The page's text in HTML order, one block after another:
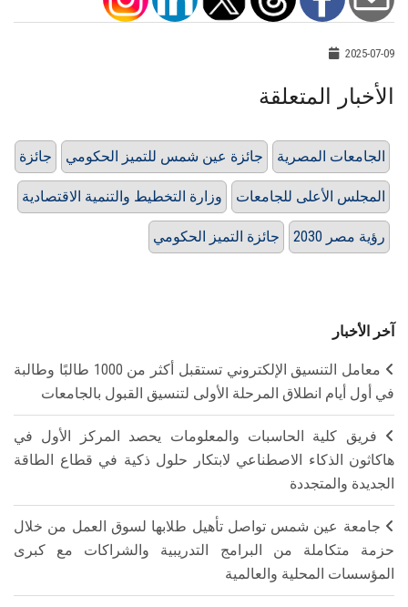
2025-07-09
الأخبار المتعلقة
جائزة جائزة عين شمس للتميز الحكومي الجامعات المصرية
وزارة التخطيط والتنمية الاقتصادية المجلس الأعلى للجامعات
جائزة التميز الحكومي رؤية مصر 2030
آخر الأخبار
معامل التنسيق الإلكتروني تستقبل أكثر من 1000 طالبًا وطالبة
في أول أيام انطلاق المرحلة الأولى لتنسيق القبول بالجامعات
فريق كلية الحاسبات والمعلومات يحصد المركز الأول في
هاكاثون الذكاء الاصطناعي لابتكار حلول ذكية في قطاع الطاقة
الجديدة والمتجددة
جامعة عين شمس تواصل تأهيل طلابها لسوق العمل من خلال
حزمة متكاملة من البرامج التدريبية والشراكات مع كبرى
المؤسسات المحلية والعالمية